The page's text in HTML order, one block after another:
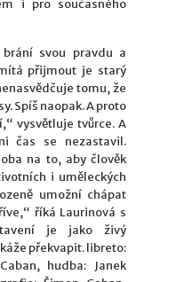
i pro současného
svou pravdu a
přijmout je starý
tomu, že
Spíš naopak. A proto
vysvětluje tvůrce. A
čas se nezastavil.
na to, aby člověk
i uměleckých
umožní chápat
říká Laurinová s
je jako živý
překvapit. libreto:
hudba: Janek